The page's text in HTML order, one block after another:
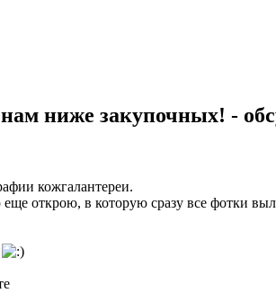
ниже закупочных! -
кожгалантереи.
открою, в которую сразу все фотки